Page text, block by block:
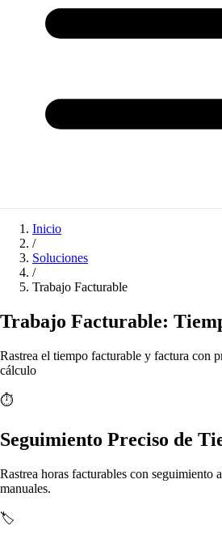
Inicio
/
Soluciones
/
Trabajo Facturable
Trabajo Facturable:
Rastrea el tiempo facturable y factura con
cálculo
⏱️
Seguimiento Preciso de
Rastrea horas facturables con seguimiento
manuales.
🏷️